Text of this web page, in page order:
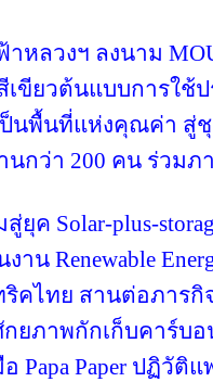
หลวงฯ ลงนาม
ขียวต้นแบบการใช้
ป็นพื้นที่แห่งคุณค่า สู่
นกว่า 200 คน ร่วมภ
ยุค Solar-plus-
าน Renewable
คไทย สานต่อภาร
ยภาพกักเก็บคาร์บอ
Papa Paper ปฏิวัติ